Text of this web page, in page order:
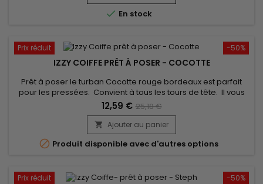
 En stock
-50%
Prix réduit
IZZY COIFFE PRÊT À POSER - COCOTTE
Prêt à poser le turban Cocotte rouge bordeaux est parfait
pour les pressées. Convient à tous les tours de tête. Il vous
suffit de l'enfiler comme un bonnet classique pour booster
votre style ! Confort inégalé et un très beau rendu. Il
sublimera vos tenues lors de vos évènements festifs.
12,59 € 25,18 €
 Ajouter au panier
 Produit disponible avec d'autres options
-50%
Prix réduit